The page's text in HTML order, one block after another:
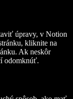
úpravy, v Notion
kliknite na
Ak neskôr
odomknúť.